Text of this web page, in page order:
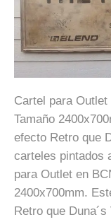
Cartel para
Tamaño
efecto Retro que
carteles pintados
para Outlet en
2400x700mm.
Retro que